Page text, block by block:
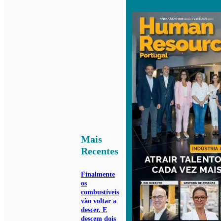
Mais
Recentes
Finalmente
os
combustíveis
vão voltar a
descer. E
descem dois